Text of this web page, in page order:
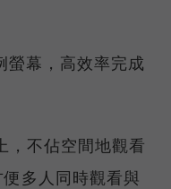
螢幕，高效率完成
，不佔空間地觀看
多人同時觀看與